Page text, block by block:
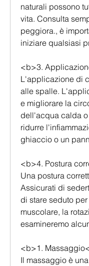
naturali possono
vita. Consulta
peggiora., è
iniziare qualsiasi
<b>3.
L'applicazione di
alle spalle.
e migliorare la
dell'acqua calda
ridurre
ghiaccio o un
<b>4. Postura
Una postura
Assicurati di
di stare seduto
muscolare, la
esamineremo
<b>1.
Il massaggio è